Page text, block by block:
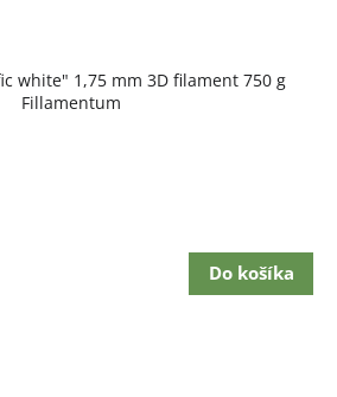
white" 1,75 mm 3D filament 750 g
Fillamentum
Do košíka